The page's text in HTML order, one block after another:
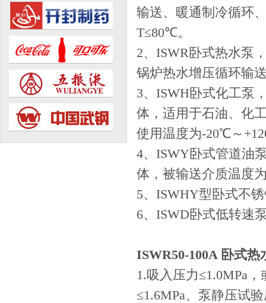
输送、暖通制冷循环
T≤80℃。
2、ISWR卧式热水泵
锅炉热水增压循环输
3、ISWH卧式化工泵
体，适用于石油、化
使用温度为-20℃～
4、ISWY卧式管道油
体，被输送介质温度
5、ISWHY型卧式不
6、ISWD卧式低转速
ISWR50-100A 卧式热
1.吸入压力≤1.0MPa
≤1.6MPa、泵静压试